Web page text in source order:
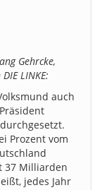
Gehrcke,
LINKE:
auch
Prozent vom
37 Milliarden
jedes Jahr